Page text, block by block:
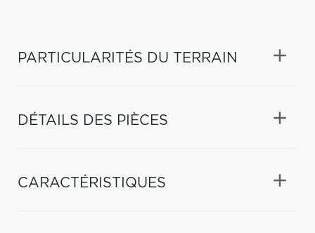
PARTICULARITÉS DU TERRAIN
DÉTAILS DES PIÈCES
CARACTÉRISTIQUES